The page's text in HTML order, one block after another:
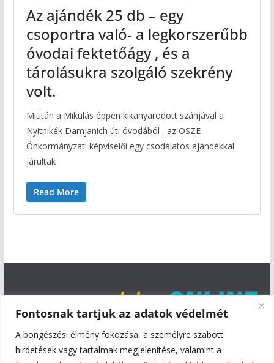
Fontosnak tartjuk az adatok védelmét
A böngészési élmény fokozása, a személyre szabott
hirdetések vagy tartalmak megjelenítése, valamint a
Az ajándék 25 db – egy
csoportra való- a legkorszerűbb
óvodai fektetőágy , és a
tárolásukra szolgáló szekrény
volt.
Miután a Mikulás éppen kikanyarodott szánjával a
Nyitnikék Damjanich úti óvodából , az OSZE
Önkormányzati képviselői egy csodálatos ajándékkal
járultak
Read More